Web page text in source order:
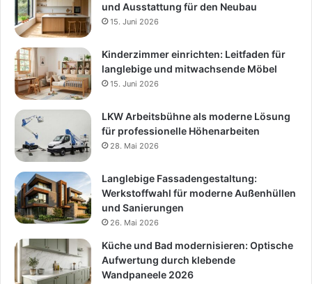
und Ausstattung für den Neubau
15. Juni 2026
Kinderzimmer einrichten: Leitfaden für
langlebige und mitwachsende Möbel
15. Juni 2026
LKW Arbeitsbühne als moderne Lösung
für professionelle Höhenarbeiten
28. Mai 2026
Langlebige Fassadengestaltung:
Werkstoffwahl für moderne Außenhüllen
und Sanierungen
26. Mai 2026
Küche und Bad modernisieren: Optische
Aufwertung durch klebende
Wandpaneele 2026